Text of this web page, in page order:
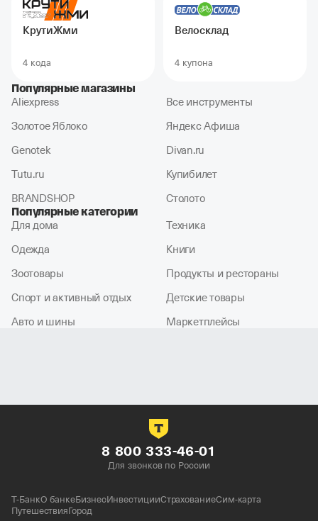
КрутиЖми
4 кодa
Велосклад
4 купонa
Популярные магазины
Aliexpress Все инструменты
Золотое Яблоко Яндекс Афиша
Genotek Divan.ru
Tutu.ru Купибилет
BRANDSHOP Столото
Популярные категории
Для дома Техника
Одежда Книги
Зоотовары Продукты и рестораны
Спорт и активный отдых Детские товары
Авто и шины Маркетплейсы
8 800 333-46-01
Для звонков по России
Т-БанкО банкеБизнесИнвестицииСтрахованиеСим-карта
ПутешествияГород